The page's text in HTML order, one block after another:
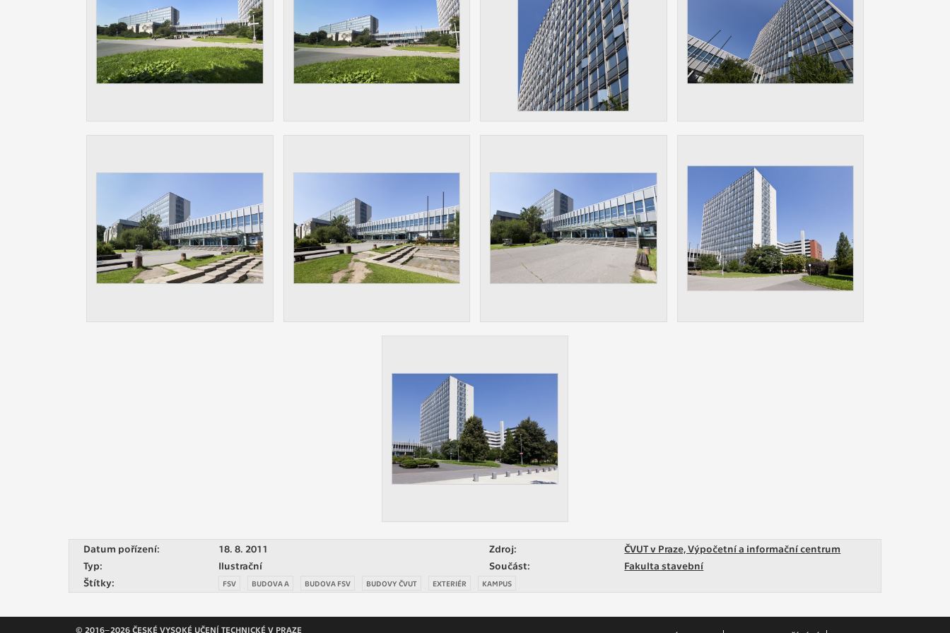
Slouží pro získávání anonymizovaných statistických údajů, které nám
pomáhají vylepšovat naše aplikace. Zpravidla jde o cookies systémů třetích
stran, které k těmto účelům využíváme.
MARKETINGOVÉ
Využívané za účelem zobrazení správných nabídek a cílení obsahu podle
Vašich preferencí. Zpravidla jde o cookies systémů třetích stran, které nám s
OSTATNÍ
Cookies, které aplikace nedokáže zařadit. Naším cílem je, aby tato kategorie
zůstala prázdná a všechny cookies byly přiřazeny do některé z kategorií
uvedených výše.
Datum pořízení: 18. 8. 2011 Zdroj:
ČVUT v Praze, Výpočetní a informační centrum
Typ:
Ilustrační Součást:
Fakulta stavební
Štítky:
FSV BUDOVA A BUDOVA FSV BUDOVY ČVUT EXTERIÉR KAMPUS
© 2016–2026 ČESKÉ VYSOKÉ UČENÍ TECHNICKÉ V PRAZE